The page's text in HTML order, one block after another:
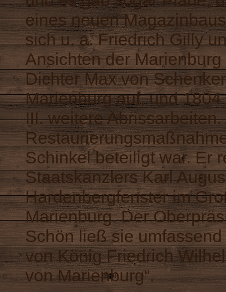
eines neuen
sich u. a. Friedrich Gilly
Ansichten der
Dichter Max von
Marienburg auf, und
III. weitere
Schinkel beteiligt war. Er
Staatskanzlers Karl
Hardenbergfenster im
Marienburg. Der
Schön ließ sie
von König Friedrich
von Marienburg“.